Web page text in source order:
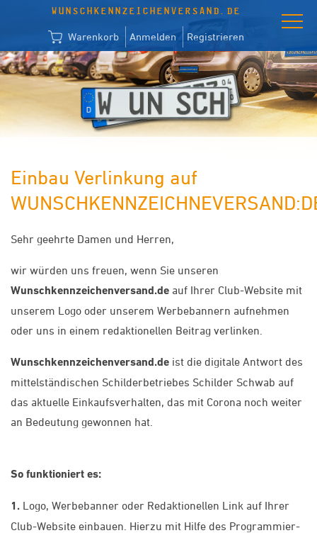
WUNSCHKENNZEICHENVERSAND.DE
Warenkorb Anmelden Registrieren
Einbau Verlinkung auf
Sehr geehrte Damen und Herren,
wir würden uns freuen, wenn Sie unseren
Wunschkennzeichenversand.de auf Ihrer Club-Website mit
unserem Logo oder unserem Werbebannern aufnehmen
oder uns in einem redaktionellen Beitrag verlinken.
Wunschkennzeichenversand.de ist die digitale Antwort des
mittelständischen Schilderbetriebes Schilder Schwab auf
das aktuelle Einkaufsverhalten, das mit Corona noch weiter
an Bedeutung gewonnen hat.
So funktioniert es:
1. Logo, Werbebanner oder Redaktionellen Link auf Ihrer
Club-Website einbauen. Hierzu mit Hilfe des Programmier-